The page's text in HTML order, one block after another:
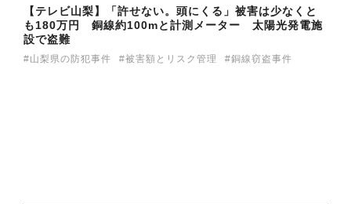
【テレビ山梨】「許せない。頭にくる」被害は少なくと
も180万円 銅線約100mと計測メーター 太陽光発電施
設で盗難
山梨県の防犯事件 被害額とリスク管理 銅線窃盗事件